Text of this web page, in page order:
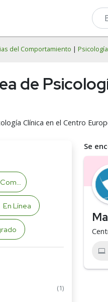
del Comportamiento |
de
Clínica en el Centro
En Línea
(1)
Se